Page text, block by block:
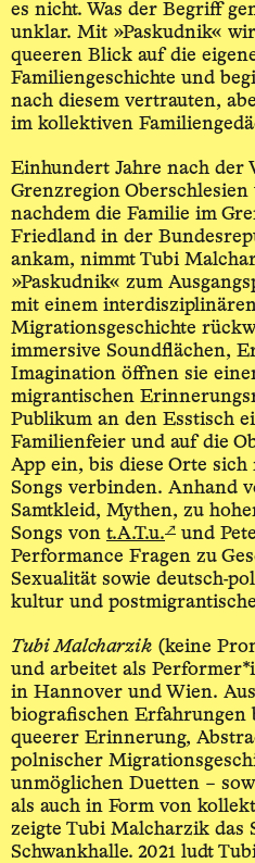
es nicht. Was der Begriff
unklar. Mit »Paskudnik«
queeren Blick auf die
Familien­­geschichte und
nach diesem vertrauten,
im kollek­tiven
Einhundert Jahre nach der
Grenzregion
nachdem die Familie im
Friedland in der
ankam, nimmt Tubi
»Paskudnik« zum
mit einem
Migrations­geschichte
immersive Sound­flächen,
Imagination öffnen sie
migrantischen
Publikum an den Esstisch
Familienfeier und auf die
App ein, bis diese Orte
Songs verbinden. Anhand
Samtkleid, Mythen, zu
Songs von t.A.T.u. ↗ und
Performance Fragen zu
Sexualität sowie deutsch-­
kultur und
Tubi Malcharzik (keine
und arbeitet als
in Hannover und Wien.
biografischen Erfahrungen
queerer Erinnerung,
polnischer
unmöglichen Duetten –
als auch in Form von
zeigte Tubi Malcharzik das
Schwankhalle. 2021 ludt